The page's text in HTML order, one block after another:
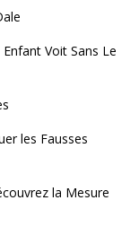
Voit Sans Le
les Fausses
la Mesure